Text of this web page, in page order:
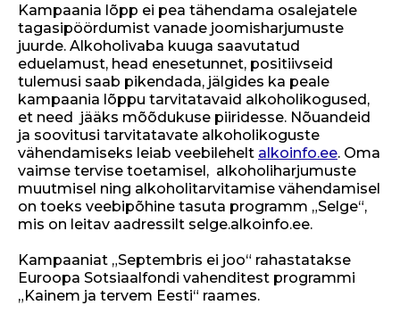
Kampaania lõpp ei pea tähendama osalejatele
tagasipöördumist vanade joomisharjumuste
juurde. Alkoholivaba kuuga saavutatud
eduelamust, head enesetunnet, positiivseid
tulemusi saab pikendada, jälgides ka peale
kampaania lõppu tarvitatavaid alkoholikogused,
et need jääks mõõdukuse piiridesse. Nõuandeid
ja soovitusi tarvitatavate alkoholikoguste
vähendamiseks leiab veebilehelt alkoinfo.ee. Oma
vaimse tervise toetamisel, alkoholiharjumuste
muutmisel ning alkoholitarvitamise vähendamisel
on toeks veebipõhine tasuta programm „Selge“,
mis on leitav aadressilt selge.alkoinfo.ee.
Kampaaniat „Septembris ei joo“ rahastatakse
Euroopa Sotsiaalfondi vahenditest programmi
„Kainem ja tervem Eesti“ raames.